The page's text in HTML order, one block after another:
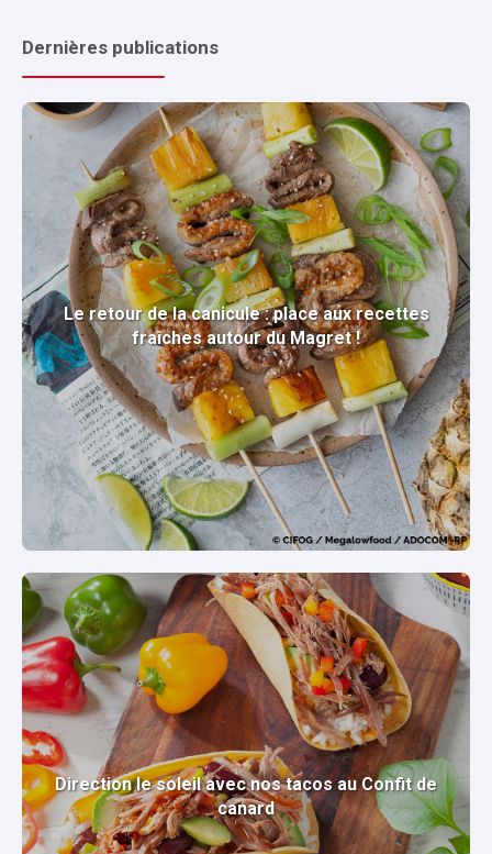
Dernières publications
Le retour de la canicule : place aux recettes
fraîches autour du Magret !
Direction le soleil avec nos tacos au Confit de
canard